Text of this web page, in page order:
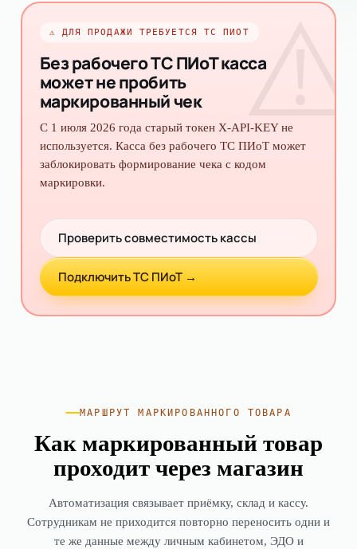
⚠ ДЛЯ ПРОДАЖИ ТРЕБУЕТСЯ ТС ПИОТ
Без рабочего ТС ПИоТ касса
может не пробить
маркированный чек
С 1 июля 2026 года старый токен X-API-KEY не
используется. Касса без рабочего ТС ПИоТ может
заблокировать формирование чека с кодом
маркировки.
Проверить совместимость кассы
Подключить ТС ПИоТ→
МАРШРУТ МАРКИРОВАННОГО ТОВАРА
Как маркированный товар
проходит через магазин
Автоматизация связывает приёмку, склад и кассу.
Сотрудникам не приходится повторно переносить одни и
те же данные между личным кабинетом, ЭДО и